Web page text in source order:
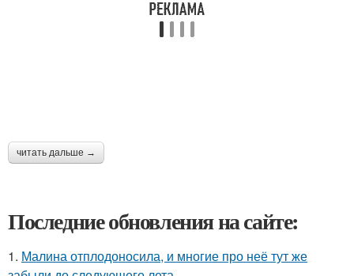
читать дальше →
Последние обновления на сайте:
1. Малина отплодоносила, и многие про неё тут же